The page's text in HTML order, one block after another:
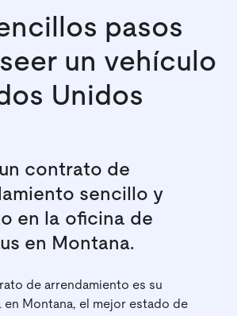
pasos
un vehículo
Unidos
contrato de
sencillo y
en la oficina de
en Montana.
de arrendamiento es su
en Montana, el mejor estado de